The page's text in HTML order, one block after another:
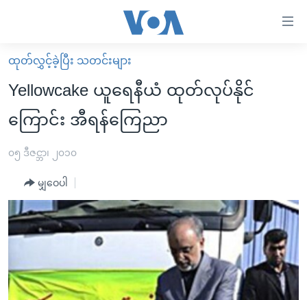
လွယ်ကူ
စေ
သည့်
Link
များ
အကြောင်းအရာ
သို့
ကျော်
ရန်
ပင်မ
မူလစာမျက်နှာ
မြန်မာ
ကမ္ဘာ့သတင်းများ
နိုင်ငံတကာ
အစ္စရေး-ပါလက်စတိုင်း
ဗွီဒီယို
ရပ်ဝန်းတခု လမ်းတခု အလွန်
အင်္ဂလိပ်စာလေ့လာမယ်
အမေရိကန်သုံးအီဒီယံ
မကြေးမုံရဲ့ အင်္ဂလိပ်စာ
ရုပ်ရှင်ထဲက အင်္ဂလိပ်စာ
အပတ်စဉ်ကဏ္ဍများ
ရေဒီယို
တီဗွီ
ရေဒီယိုနှင့်ရုပ်သံ အချက်အလက်များ
ရေဒီယို/တီဗွီအစီအစဉ်
ထုတ်လွှင့်ခဲ့ပြီး သတင်းများ
Yellowcake ယူရေနီယံ ထုတ်လုပ်နိုင်
ကြောင်း အီရန်ကြေညာ
၀၅ ဒီဇင္ဘာ၊ ၂၀၁၀
မျှဝေပါ